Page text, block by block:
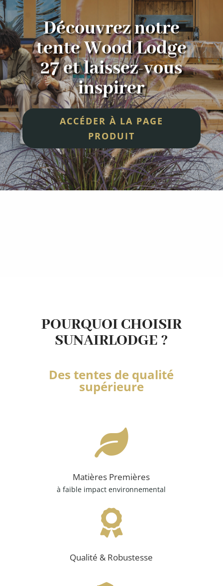
Découvrez notre
tente Wood Lodge
27 et laissez-vous
inspirer
ACCÉDER À LA PAGE
PRODUIT
POURQUOI CHOISIR
SUNAIRLODGE ?
Des tentes de qualité
supérieure

Matières Premières
à faible impact environnemental

Qualité & Robustesse